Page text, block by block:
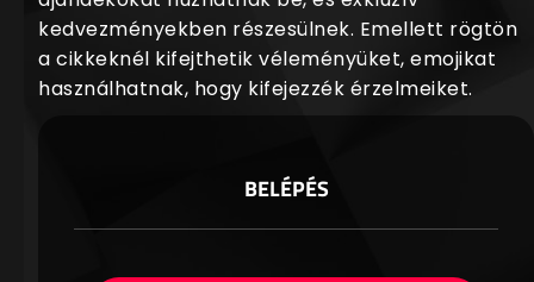
kedvezményekben részesülnek. Emellett rögtön
a cikkeknél kifejthetik véleményüket, emojikat
használhatnak, hogy kifejezzék érzelmeiket.
BELÉPÉS